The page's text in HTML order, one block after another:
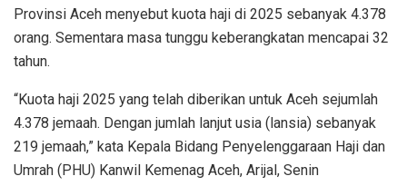
Provinsi Aceh menyebut kuota haji di 2025 sebanyak 4.378
orang. Sementara masa tunggu keberangkatan mencapai 32
tahun.
“Kuota haji 2025 yang telah diberikan untuk Aceh sejumlah
4.378 jemaah. Dengan jumlah lanjut usia (lansia) sebanyak
219 jemaah,” kata Kepala Bidang Penyelenggaraan Haji dan
Umrah (PHU) Kanwil Kemenag Aceh, Arijal, Senin